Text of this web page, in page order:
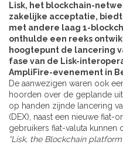
Lisk, het blockchain-
zakelijke acceptatie,
met andere laag 1-
onthulde een reeks
hoogtepunt de lancering
fase van de Lisk-
AmpliFire-evenement in
De aanwezigen waren ook
hoorden over de geplande
op handen zijnde lancering
(DEX), naast een nieuwe fiat-
gebruikers fiat-valuta kunnen
“Lisk, the Blockchain